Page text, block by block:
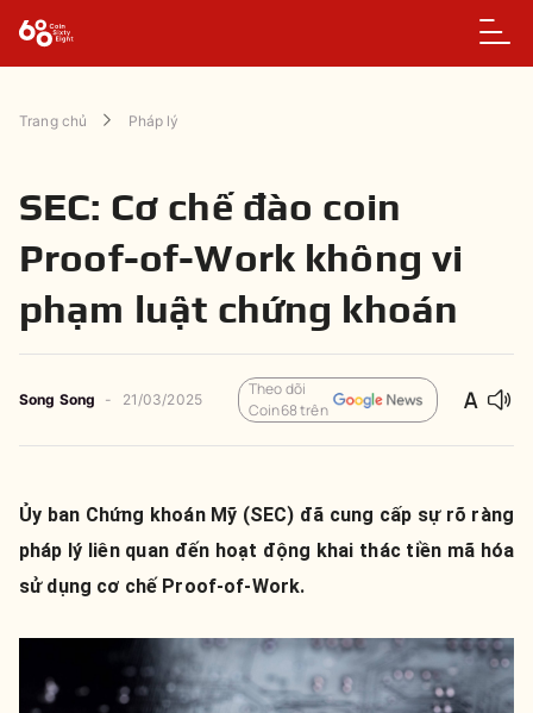
Trang chủ Pháp lý
SEC: Cơ chế đào coin
Proof-of-Work không vi
phạm luật chứng khoán
Song Song - 21/03/2025
Theo dõi
Coin68 trên
Ủy ban Chứng khoán Mỹ (SEC) đã cung cấp sự rõ ràng
pháp lý liên quan đến hoạt động khai thác tiền mã hóa
sử dụng cơ chế Proof-of-Work.